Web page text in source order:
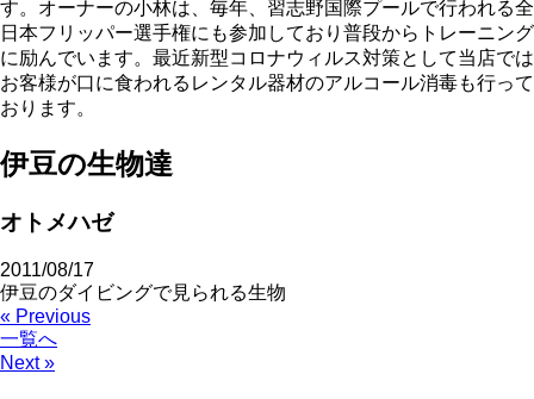
す。オーナーの小林は、毎年、習志野国際プールで行われる全
日本フリッパー選手権にも参加しており普段からトレーニング
に励んでいます。最近新型コロナウィルス対策として当店では
お客様が口に食われるレンタル器材のアルコール消毒も行って
おります。
伊豆の生物達
オトメハゼ
2011/08/17
伊豆のダイビングで見られる生物
« Previous
一覧へ
Next »